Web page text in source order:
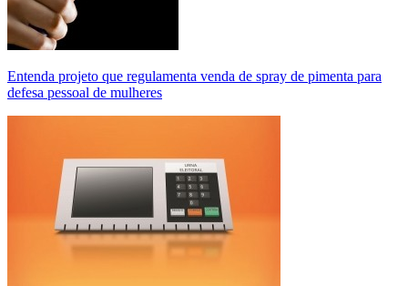
Entenda projeto que regulamenta venda de spray de pimenta para
defesa pessoal de mulheres